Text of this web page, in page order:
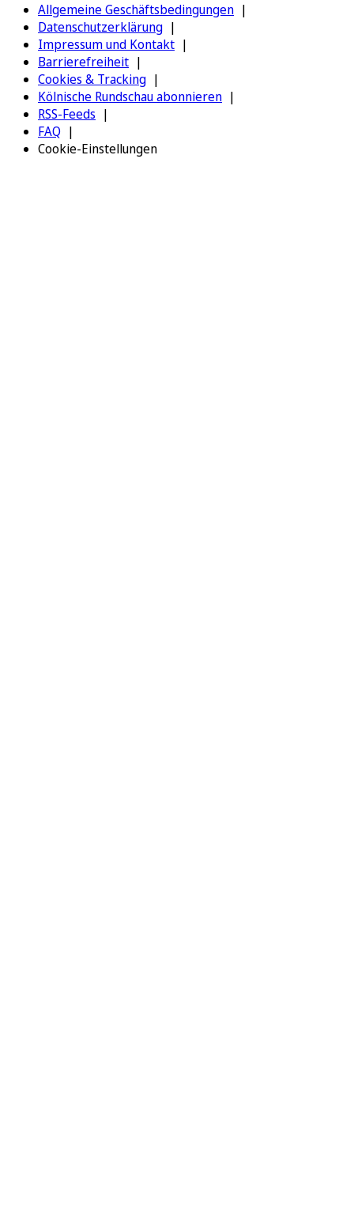
Allgemeine Geschäftsbedingungen
Datenschutzerklärung
Impressum und Kontakt
Barrierefreiheit
Cookies & Tracking
Kölnische Rundschau abonnieren
RSS-Feeds
FAQ
Cookie-Einstellungen